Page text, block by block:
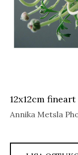
12x12cm
Annika Metsla